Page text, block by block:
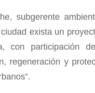
subgerente
exista un
con participación
regeneración y